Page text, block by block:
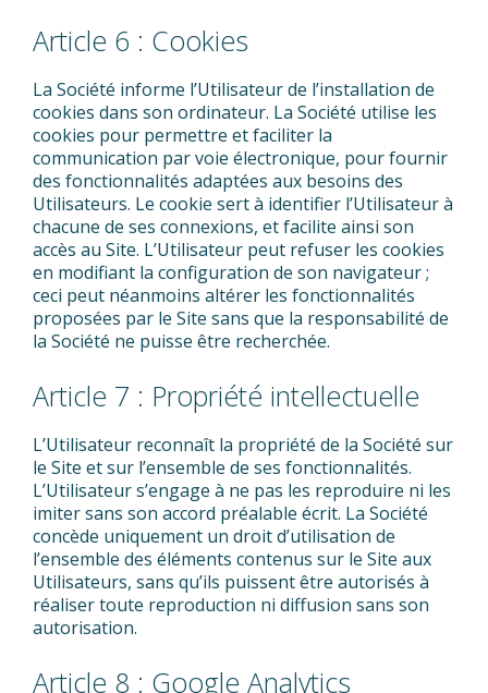
Article 6 : Cookies
La Société informe l’Utilisateur de l’installation de
cookies dans son ordinateur. La Société utilise les
cookies pour permettre et faciliter la
communication par voie électronique, pour fournir
des fonctionnalités adaptées aux besoins des
Utilisateurs. Le cookie sert à identifier l’Utilisateur à
chacune de ses connexions, et facilite ainsi son
accès au Site. L’Utilisateur peut refuser les cookies
en modifiant la configuration de son navigateur ;
ceci peut néanmoins altérer les fonctionnalités
proposées par le Site sans que la responsabilité de
la Société ne puisse être recherchée.
Article 7 : Propriété intellectuelle
L’Utilisateur reconnaît la propriété de la Société sur
le Site et sur l’ensemble de ses fonctionnalités.
L’Utilisateur s’engage à ne pas les reproduire ni les
imiter sans son accord préalable écrit. La Société
concède uniquement un droit d’utilisation de
l’ensemble des éléments contenus sur le Site aux
Utilisateurs, sans qu’ils puissent être autorisés à
réaliser toute reproduction ni diffusion sans son
autorisation.
Article 8 : Google Analytics